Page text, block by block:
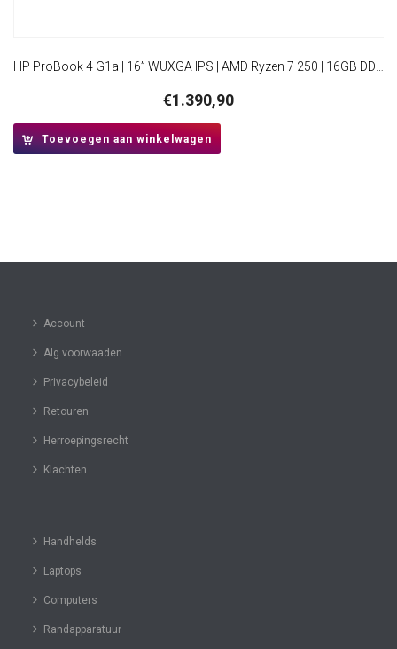
€1.390,90
Toevoegen aan winkelwagen
Account
Alg.voorwaaden
Privacybeleid
Retouren
Herroepingsrecht
Klachten
Handhelds
Laptops
Computers
Randapparatuur